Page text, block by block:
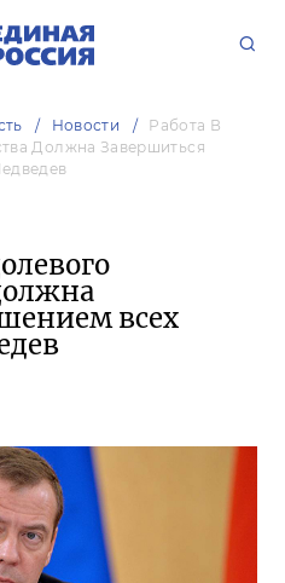
Новости
Работа В
Должна Завершиться
всех